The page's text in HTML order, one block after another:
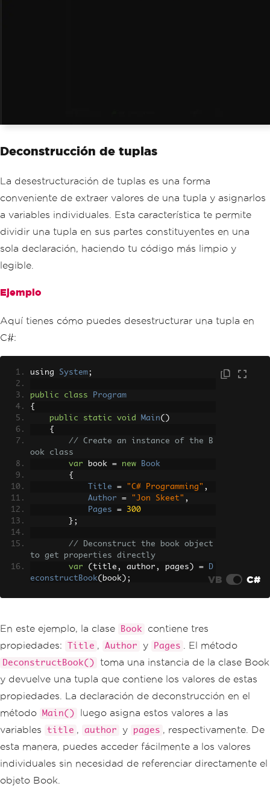
Deconstrucción de tuplas
La desestructuración de tuplas es una forma
conveniente de extraer valores de una tupla y asignarlos
a variables individuales. Esta característica te permite
dividir una tupla en sus partes constituyentes en una
sola declaración, haciendo tu código más limpio y
legible.
Ejemplo
Aquí tienes cómo puedes desestructurar una tupla en
C#:
using System;
public class
Program
{
public
static void Main()
{
// Create an instance of the B
ook class
var book = new
Book
{
Title
= "C# Programming" ,
Author
= "Jon Skeet" ,
Pages
=
300
};
// Deconstruct the book object
to get properties directly
var
( title , author , pages ) =
D
econstructBook( book );
Console
WriteLine
"Title: {ti
tle}, Author: {author}, Pages: {page
s}");
// Deconstructor method for a Book
class
ng
author, int pages)
DeconstructBook
(Book book
return
(book.Title, book.Autho
r , book.Pages);
}
VB C#
En este ejemplo, la clase Book
contiene tres
propiedades:
Title , Author y Pages . El método
DeconstructBook()
toma una instancia de la clase Book
y devuelve una tupla que contiene los valores de estas
propiedades. La declaración de deconstrucción en el
método
Main()
luego asigna estos valores a las
variables
title , author y pages , respectivamente. De
esta manera, puedes acceder fácilmente a los valores
individuales sin necesidad de referenciar directamente el
objeto Book.